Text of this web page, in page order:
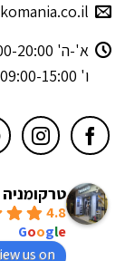
א'-ה' 9:00-20:00
ו' 09:00-15:00
טרקומניה
4.8
Google
us on